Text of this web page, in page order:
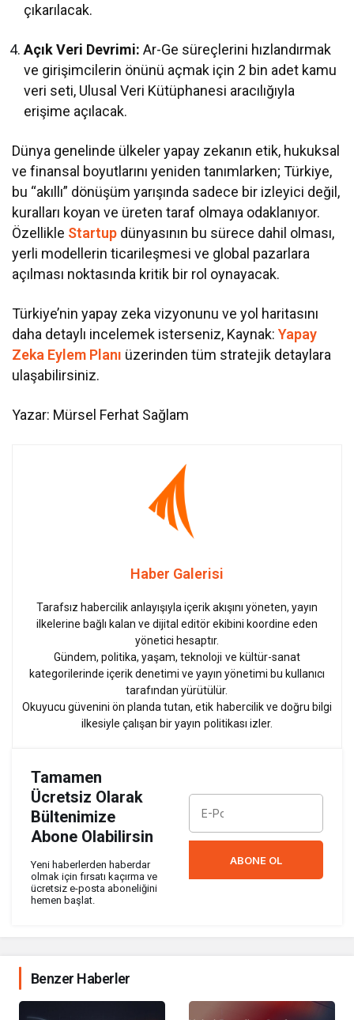
çıkarılacak.
Açık Veri Devrimi: Ar-Ge süreçlerini hızlandırmak
ve girişimcilerin önünü açmak için 2 bin adet kamu
veri seti, Ulusal Veri Kütüphanesi aracılığıyla
erişime açılacak.
Dünya genelinde ülkeler yapay zekanın etik, hukuksal
ve finansal boyutlarını yeniden tanımlarken; Türkiye,
bu “akıllı” dönüşüm yarışında sadece bir izleyici değil,
kuralları koyan ve üreten taraf olmaya odaklanıyor.
Özellikle Startup dünyasının bu sürece dahil olması,
yerli modellerin ticarileşmesi ve global pazarlara
açılması noktasında kritik bir rol oynayacak.
Türkiye’nin yapay zeka vizyonunu ve yol haritasını
daha detaylı incelemek isterseniz, Kaynak:Yapay
Zeka Eylem Planı üzerinden tüm stratejik detaylara
ulaşabilirsiniz.
Yazar: Mürsel Ferhat Sağlam
Haber Galerisi
Tarafsız habercilik anlayışıyla içerik akışını yöneten, yayın
ilkelerine bağlı kalan ve dijital editör ekibini koordine eden
yönetici hesaptır.
Gündem, politika, yaşam, teknoloji ve kültür-sanat
kategorilerinde içerik denetimi ve yayın yönetimi bu kullanıcı
tarafından yürütülür.
Okuyucu güvenini ön planda tutan, etik habercilik ve doğru bilgi
ilkesiyle çalışan bir yayın politikası izler.
Tamamen
Ücretsiz Olarak
Bültenimize
Abone Olabilirsin
Yeni haberlerden haberdar
olmak için fırsatı kaçırma ve
ücretsiz e-posta aboneliğini
hemen başlat.
ABONE OL
Benzer Haberler